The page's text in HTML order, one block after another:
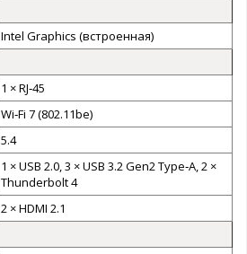
Intel Graphics (встроенная)
1 × RJ‑45
Wi‑Fi 7 (802.11be)
5.4
1 × USB 2.0, 3 × USB 3.2 Gen2 Type‑A, 2 ×
Thunderbolt 4
2 × HDMI 2.1